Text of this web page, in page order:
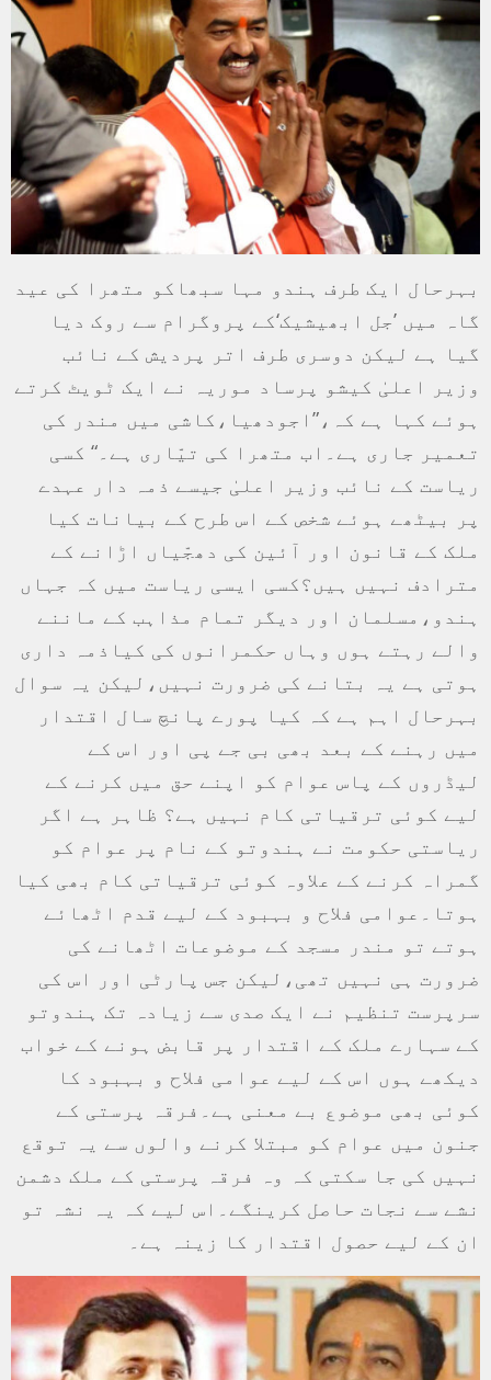
بہرحال ایک طرف ہندو مہا سبھاکو متھرا کی عید
گاہ میں ’جل ابھیشیک‘کے پروگرام سے روک دیا
گیا ہے لیکن دوسری طرف اتر پردیش کے نائب
وزیر اعلیٰ کیشو پرساد موریہ نے ایک ٹویٹ کرتے
ہوئے کہا ہے کہ،”اجودھیا،کاشی میں مندر کی
تعمیر جاری ہے۔اب متھرا کی تیّاری ہے۔“ کسی
ریاست کے نائب وزیر اعلیٰ جیسے ذمہ دار عہدے
پر بیٹھے ہوئے شخص کے اس طرح کے بیانات کیا
ملک کے قانون اور آئین کی دھجّیاں اڑانے کے
مترادف نہیں ہیں؟کسی ایسی ریاست میں کہ جہاں
ہندو،مسلمان اور دیگر تمام مذاہب کے ماننے
والے رہتے ہوں وہاں حکمرانوں کی کیاذمہ داری
ہوتی ہے یہ بتانے کی ضرورت نہیں،لیکن یہ سوال
بہرحال اہم ہے کہ کیا پورے پانچ سال اقتدار
میں رہنے کے بعد بھی بی جے پی اور اس کے
لیڈروں کے پاس عوام کو اپنے حق میں کرنے کے
لیے کوئی ترقیاتی کام نہیں ہے؟ ظاہر ہے اگر
ریاستی حکومت نے ہندوتو کے نام پر عوام کو
گمراہ کرنے کے علاوہ کوئی ترقیاتی کام بھی کیا
ہوتا۔عوامی فلاح و بہبود کے لیے قدم اٹھائے
ہوتے تو مندر مسجد کے موضوعات اٹھانے کی
ضرورت ہی نہیں تھی،لیکن جس پارٹی اور اس کی
سرپرست تنظیم نے ایک صدی سے زیادہ تک ہندوتو
کے سہارے ملک کے اقتدار پر قابض ہونے کے خواب
دیکھے ہوں اس کے لیے عوامی فلاح و بہبود کا
کوئی بھی موضوع بے معنی ہے۔فرقہ پرستی کے
جنون میں عوام کو مبتلا کرنے والوں سے یہ توقع
نہیں کی جا سکتی کہ وہ فرقہ پرستی کے ملک دشمن
نشے سے نجات حاصل کرینگے۔اس لیے کہ یہ نشہ تو
ان کے لیے حصول اقتدار کا زینہ ہے۔